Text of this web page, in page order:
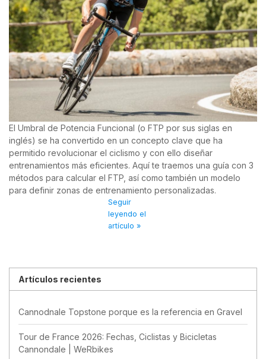
El Umbral de Potencia Funcional (o FTP por sus siglas en
inglés) se ha convertido en un concepto clave que ha
permitido revolucionar el ciclismo y con ello diseñar
entrenamientos más eficientes. Aquí te traemos una guía con 3
métodos para calcular el FTP, así como también un modelo
para definir zonas de entrenamiento personalizadas.
Seguir
leyendo el
artículo »
Artículos recientes
Cannodnale Topstone porque es la referencia en Gravel
Tour de France 2026: Fechas, Ciclistas y Bicicletas
Cannondale | WeRbikes